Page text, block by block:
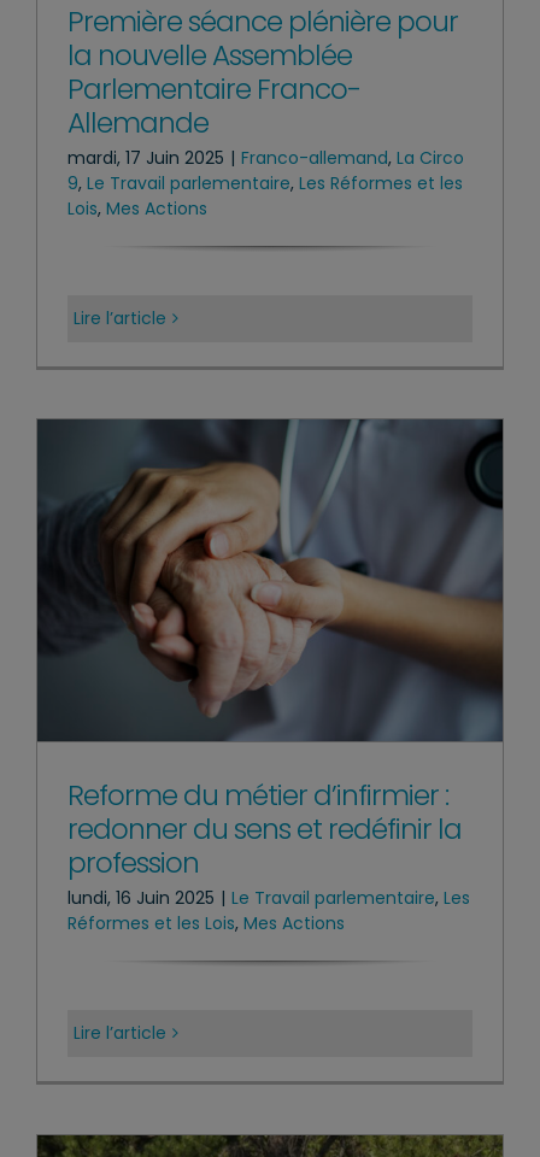
Première séance plénière pour
la nouvelle Assemblée
Parlementaire Franco-
Allemande
mardi, 17 Juin 2025 | Franco-allemand, La Circo
9, Le Travail parlementaire, Les Réformes et les
Lois, Mes Actions
Lire l’article
Reforme du métier d’infirmier :
redonner du sens et redéfinir la
profession
lundi, 16 Juin 2025 | Le Travail parlementaire, Les
Réformes et les Lois, Mes Actions
Lire l’article